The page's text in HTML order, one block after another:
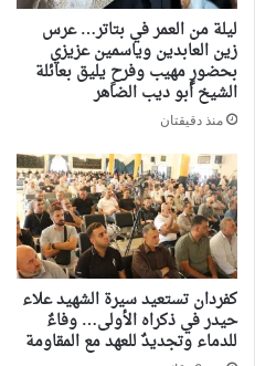
ليلة من العمر في بتاتر… عرس
زين العابدين وياسمين عزيزي
بحضورٍ مهيب وفرحٍ يليق بعائلة
الشيخ أبو ديب الضاهر
منذ دقيقتان
كفردان تستعيد سيرة الشهيد علاء
حيدر في ذكراه الأولى… وفاءٌ
للدماء وتجديدٌ للعهد مع المقاومة